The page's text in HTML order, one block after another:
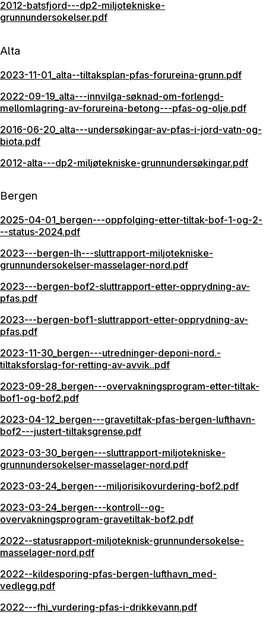
2012-batsfjord---dp2-miljotekniske-
grunnundersokelser.pdf
Alta
2023-11-01_alta--tiltaksplan-pfas-forureina-grunn.pdf
2022-09-19_alta---innvilga-søknad-om-forlengd-
mellomlagring-av-forureina-betong---pfas-og-olje.pdf
2016-06-20_alta---undersøkingar-av-pfas-i-jord-vatn-og-
biota.pdf
2012-alta---dp2-miljøtekniske-grunnundersøkingar.pdf
Bergen
2025-04-01_bergen---oppfolging-etter-tiltak-bof-1-og-2-
--status-2024.pdf
2023---bergen-lh---sluttrapport-miljotekniske-
grunnundersokelser-masselager-nord.pdf
2023---bergen-bof2-sluttrapport-etter-opprydning-av-
pfas.pdf
2023---bergen-bof1-sluttrapport-etter-opprydning-av-
pfas.pdf
2023-11-30_bergen---utredninger-deponi-nord.-
tiltaksforslag-for-retting-av-avvik..pdf
2023-09-28_bergen---overvakningsprogram-etter-tiltak-
bof1-og-bof2.pdf
2023-04-12_bergen---gravetiltak-pfas-bergen-lufthavn-
bof2---justert-tiltaksgrense.pdf
2023-03-30_bergen---sluttrapport-miljotekniske-
grunnundersokelser-masselager-nord.pdf
2023-03-24_bergen---miljorisikovurdering-bof2.pdf
2023-03-24_bergen---kontroll--og-
overvakningsprogram-gravetiltak-bof2.pdf
2022--statusrapport-miljoteknisk-grunnundersokelse-
masselager-nord.pdf
2022--kildesporing-pfas-bergen-lufthavn_med-
vedlegg.pdf
2022---fhi_vurdering-pfas-i-drikkevann.pdf